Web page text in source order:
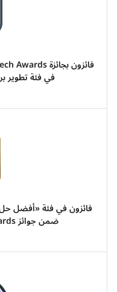
في فئة تطوير
فائزون في فئة «أفضل حل
ضمن جوائز AI Leader Awards لعام 2026